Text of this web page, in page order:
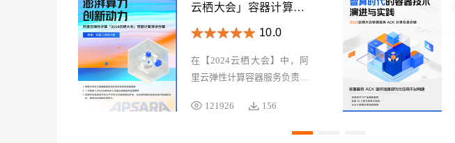
云栖大会」容器计算演
10.0
在【2024云栖大会】中，阿
里云弹性计算容器服务负责人
多位内部专家带来两场高质量
121926 156